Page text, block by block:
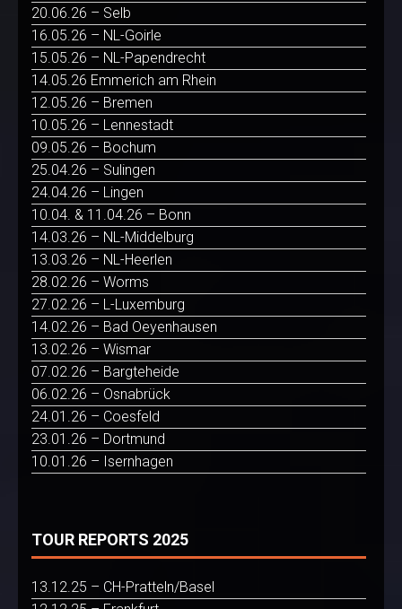
20.06.26 – Selb
16.05.26 – NL-Goirle
15.05.26 – NL-Papendrecht
14.05.26 Emmerich am Rhein
12.05.26 – Bremen
10.05.26 – Lennestadt
09.05.26 – Bochum
25.04.26 – Sulingen
24.04.26 – Lingen
10.04. & 11.04.26 – Bonn
14.03.26 – NL-Middelburg
13.03.26 – NL-Heerlen
28.02.26 – Worms
27.02.26 – L-Luxemburg
14.02.26 – Bad Oeyenhausen
13.02.26 – Wismar
07.02.26 – Bargteheide
06.02.26 – Osnabrück
24.01.26 – Coesfeld
23.01.26 – Dortmund
10.01.26 – Isernhagen
TOUR REPORTS 2025
13.12.25 – CH-Pratteln/Basel